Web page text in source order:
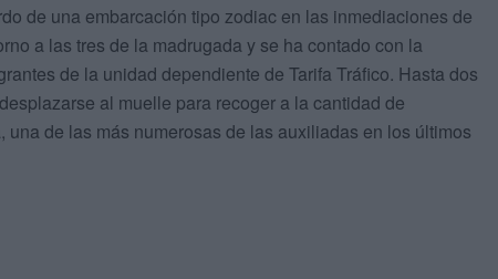
de una embarcación tipo zodiac en las inmediaciones de
a las tres de la madrugada y se ha contado con la
de la unidad dependiente de Tarifa Tráfico. Hasta dos
al muelle para recoger a la cantidad de
de las más numerosas de las auxiliadas en los últimos